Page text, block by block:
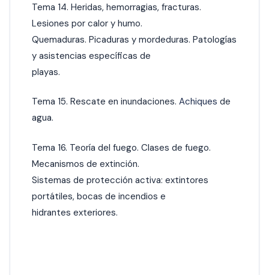
Tema 14. Heridas, hemorragias, fracturas.
Lesiones por calor y humo.
Quemaduras. Picaduras y mordeduras. Patologías
y asistencias específicas de
playas.
Tema 15. Rescate en inundaciones. Achiques de
agua.
Tema 16. Teoría del fuego. Clases de fuego.
Mecanismos de extinción.
Sistemas de protección activa: extintores
portátiles, bocas de incendios e
hidrantes exteriores.